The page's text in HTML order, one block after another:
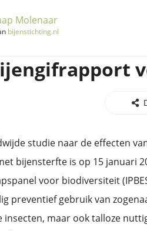
Molenaar
bijenstichting.nl
studie naar de effecten
bijensterfte is op 15 januari
voor biodiversiteit
preventief gebruik van
insecten, maar ook talloze